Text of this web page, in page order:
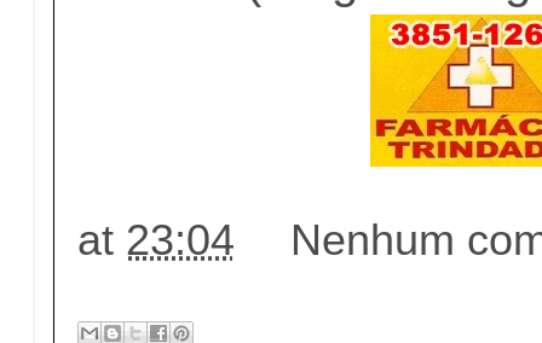
at 23:04 Nenhum